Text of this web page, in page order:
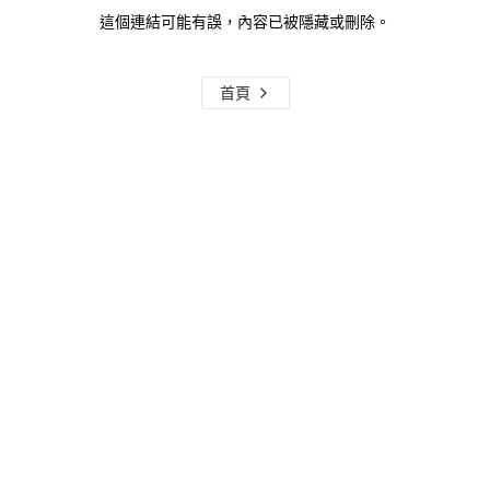
這個連結可能有誤，內容已被隱藏或刪除。
首頁